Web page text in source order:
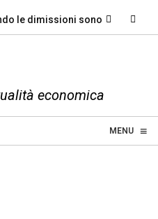
le dimissioni sono un…
economica
MENU ≡
☰